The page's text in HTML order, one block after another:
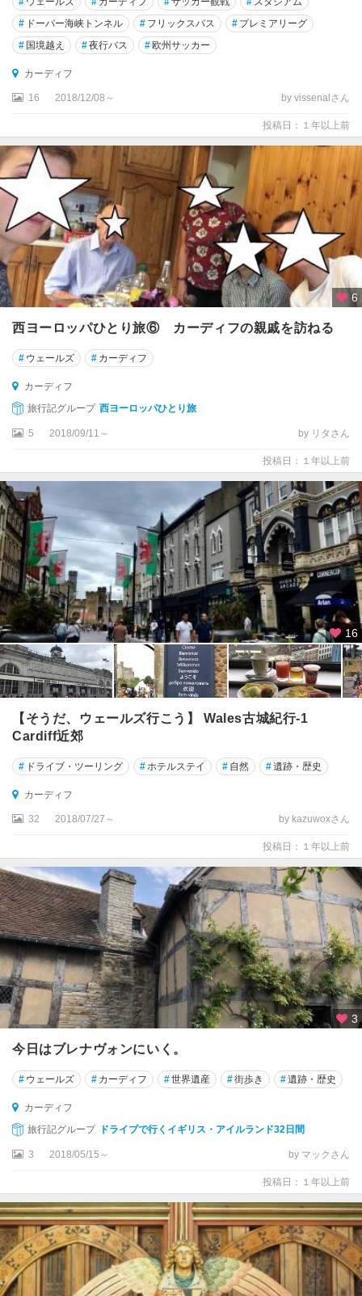
チ
イ
ン
グ
ン
イ
ン
バ
ネ
ス
イ
ー
リ
ー
ィ
ザ
ー
ン
ダ
ミ
ア
ウ
ィ
ン
チ
ェ
ス
タ
ー
ィ
ブ
ド
ン
ェ
ー
ル
ズ
エ
ク
セ
タ
ー
エ
ニ
ス
キ
レ
ナ
ー
ヴ
ォ
ン
# ドーバー海峡トンネル # フリックスバス # プレミアリーグ
# 国境越え #夜行バス #欧州サッカー
カーディフ
16 2018/12/08～ by vissenalさん
投稿日：１年以上前
6
西ヨーロッパひとり旅⑥ カーディフの親戚を訪ねる
# ウェールズ # カーディフ
カーディフ
旅行記グループ 西ヨーロッパひとり旅
5 2018/09/11～ by リタさん
投稿日：１年以上前
16
【そうだ、ウェールズ行こう】 Wales古城紀行-1
Cardiff近郊
# ドライブ・ツーリング #ホテルステイ # 自然 #遺跡・歴史
カーディフ
32 2018/07/27～ by kazuwoxさん
投稿日：１年以上前
3
今日はブレナヴォンにいく。
# ウェールズ # カーディフ #世界遺産 #街歩き #遺跡・歴史
カーディフ
旅行記グループ
ドライブで行くイギリス・アイルランド32日間
3 2018/05/15～ by マックさん
投稿日：１年以上前